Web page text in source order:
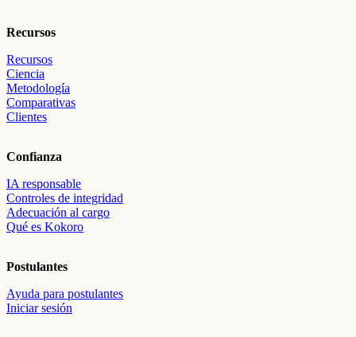
Recursos
Recursos
Ciencia
Metodología
Comparativas
Clientes
Confianza
IA responsable
Controles de integridad
Adecuación al cargo
Qué es Kokoro
Postulantes
Ayuda para postulantes
Iniciar sesión